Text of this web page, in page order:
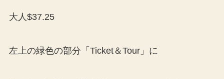
大人$37.25
左上の緑色の部分「Ticket＆Tour」に